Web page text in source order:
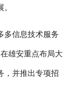
多信息技术服务
雄安重点布局大
，并推出专项招